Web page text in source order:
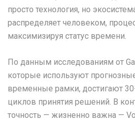
просто технология, но
распределяет человеком,
максимизируя статус времени.
По данным исследованиям от
которые используют
временные рамки, достигают
циклов принятия решений. В
точность — жизненно важна —